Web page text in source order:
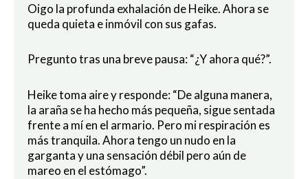
Oigo la profunda exhalación de Heike. Ahora se
queda quieta e inmóvil con sus gafas.
Pregunto tras una breve pausa: “¿Y ahora qué?”.
Heike toma aire y responde: “De alguna manera,
la araña se ha hecho más pequeña, sigue sentada
frente a mí en el armario. Pero mi respiración es
más tranquila. Ahora tengo un nudo en la
garganta y una sensación débil pero aún de
mareo en el estómago”.